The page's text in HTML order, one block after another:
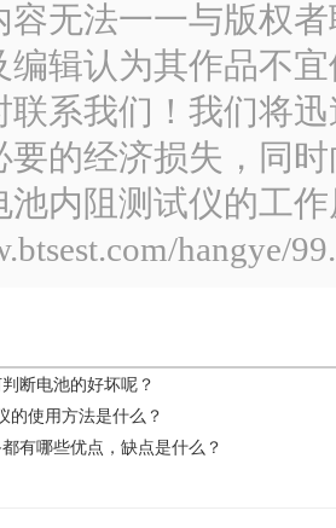
容无法一一与版权
编辑认为其作品不
联系我们！我们将
要的经济损失，同
池内阻测试仪的工
hangye/
断电池的好坏呢？
的使用方法是什么？
有哪些优点，缺点是什么？